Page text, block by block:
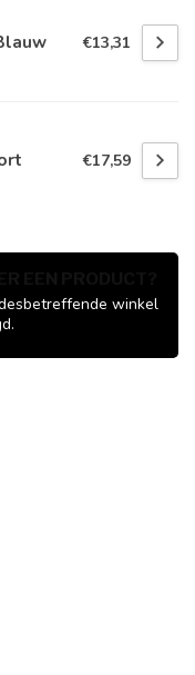
€13,31
€17,59
winkel